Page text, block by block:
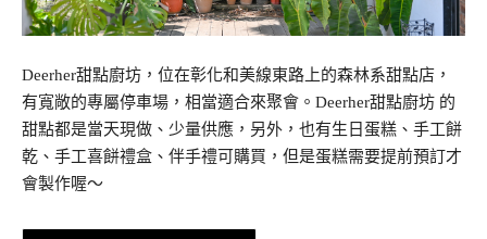
Deerher甜點廚坊，位在彰化和美線東路上的森林系甜點店，
有寬敞的專屬停車場，相當適合來聚會。Deerher甜點廚坊 的
甜點都是當天現做、少量供應，另外，也有生日蛋糕、手工餅
乾、手工喜餅禮盒、伴手禮可購買，但是蛋糕需要提前預訂才
會製作喔～